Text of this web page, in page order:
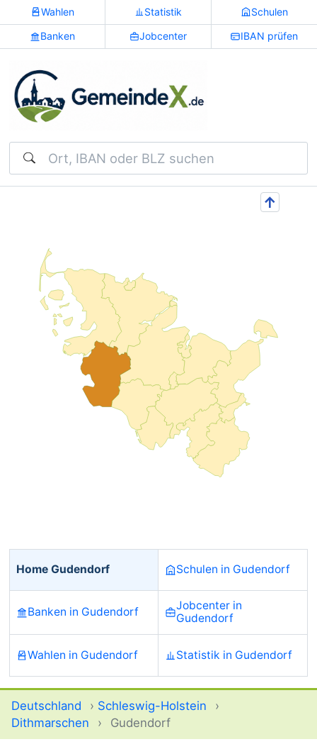
Wahlen Statistik Schulen
Banken Jobcenter IBAN prüfen
Suchen
↑
Home Gudendorf Schulen in Gudendorf
Banken in Gudendorf
Jobcenter in
Gudendorf
Wahlen in Gudendorf Statistik in Gudendorf
Deutschland › Schleswig-Holstein
›
Dithmarschen
› Gudendorf